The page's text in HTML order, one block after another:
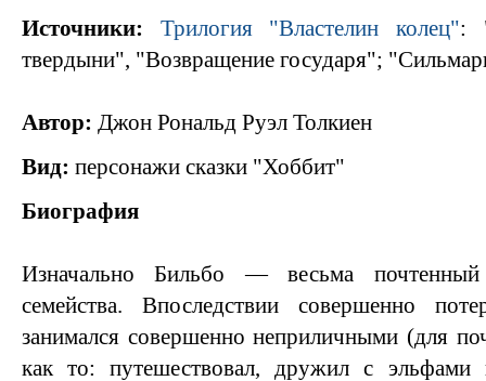
Источники:
Трилогия "Властелин колец":
твердыни", "Возвращение государя";
Автор: Джон Рональд Руэл Толкиен
Вид: персонажи сказки "Хоббит"
Биография
Изначально Бильбо — весьма
семейства. Впоследствии совершенно
занимался совершенно неприличными (для
как то: путешествовал, дружил с эльфами